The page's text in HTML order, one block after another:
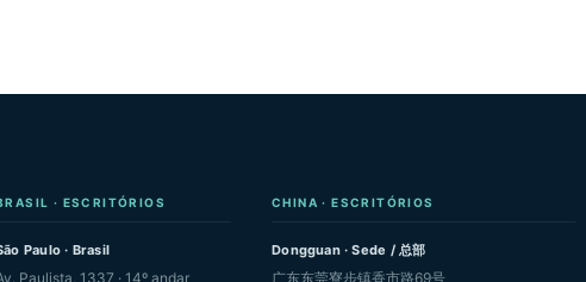
· ESCRITÓRIOS
Paulo · Brasil
Paulista, 1337 · 14º andar
CHINA · ESCRITÓRIOS
Dongguan · Sede / 总部
广东东莞寮步镇香市路69号